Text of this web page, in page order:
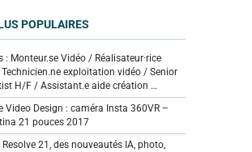
POPULAIRES
: Monteur.se Vidéo / Réalisateur·rice
exploitation vidéo / Senior
H/F / Assistant.e aide création …
Video Design : caméra Insta 360VR –
21 pouces 2017
Resolve 21, des nouveautés IA, photo,